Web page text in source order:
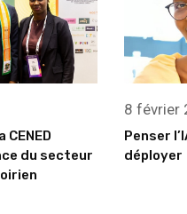
du secteur
8 février
Penser
déployer